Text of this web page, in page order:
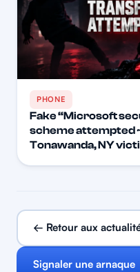
PHONE
Fake “Microsoft
scheme attempted
Tonawanda, NY
← Retour aux
Signaler une arnaque